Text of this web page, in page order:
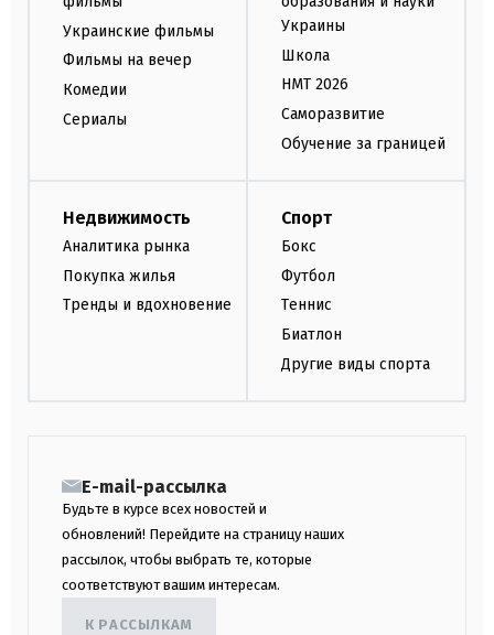
Украинские фильмы
Фильмы на вечер
Комедии
Сериалы
Украины
Школа
НМТ 2026
Саморазвитие
Обучение за границей
Недвижимость
Аналитика рынка
Покупка жилья
Тренды и вдохновение
Спорт
Бокс
Футбол
Теннис
Биатлон
Другие виды спорта
E-mail-рассылка
Будьте в курсе всех новостей и
обновлений! Перейдите на страницу наших
рассылок, чтобы выбрать те, которые
соответствуют вашим интересам.
К РАССЫЛКАМ